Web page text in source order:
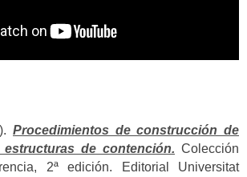
Procedimientos de construcción de
de contención. Colección
2ª edición. Editorial Universitat